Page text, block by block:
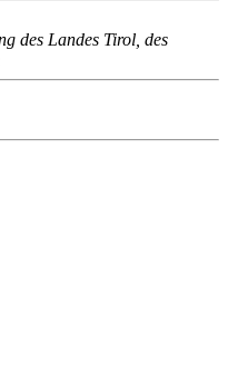
des Landes Tirol, des